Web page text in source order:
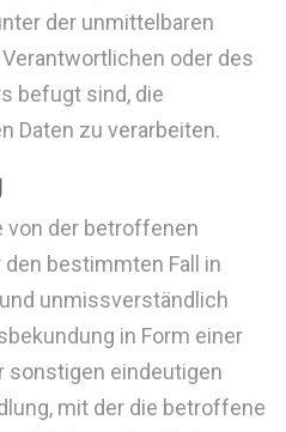
der unmittelbaren
oder des
befugt sind, die
Daten zu verarbeiten.
von der betroffenen
bestimmten Fall in
unmissverständlich
in Form einer
sonstigen eindeutigen
mit der die betroffene